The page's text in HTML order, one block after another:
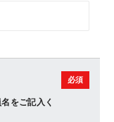
をご記入く